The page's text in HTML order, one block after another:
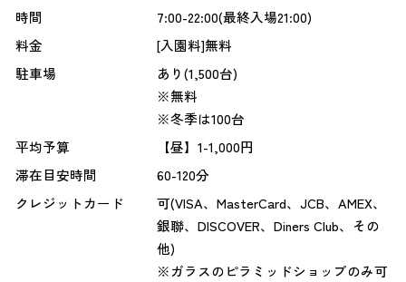
時間
7:00-22:00(最終入場21:00)
料金
[入園料]無料
駐車場
あり(1,500台)
※無料
※冬季は100台
平均予算
【昼】1-1,000円
滞在目安時間
60-120分
クレジットカード
可(VISA、MasterCard、JCB、AMEX、
銀聯、DISCOVER、Diners Club、その
他)
※ガラスのピラミッドショップのみ可